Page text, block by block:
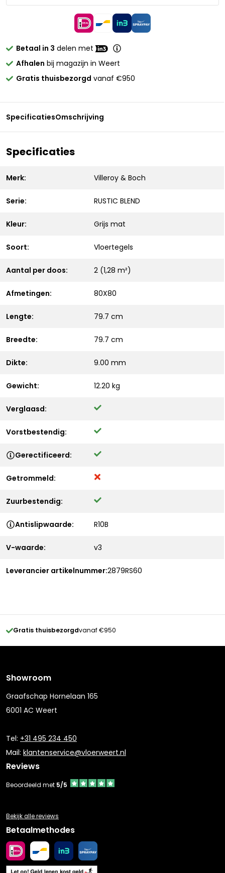
Betaal in 3 delen met
Afhalen bij magazijn in Weert
Gratis thuisbezorgd vanaf €950
SpecificatiesOmschrijving
Specificaties
Merk: Villeroy & Boch
Serie: RUSTIC BLEND
Kleur: Grijs mat
Soort: Vloertegels
Aantal per doos: 2 (1,28 m²)
Afmetingen: 80X80
Lengte: 79.7 cm
Breedte: 79.7 cm
Dikte: 9.00 mm
Gewicht: 12.20 kg
Verglaasd:
Vorstbestendig:
Gerectificeerd:
Getrommeld:
Zuurbestendig:
Antislipwaarde: R10B
V-waarde: v3
Leverancier artikelnummer:2879RS60
Gratis thuisbezorgdvanaf €950
Showroom
Graafschap Hornelaan 165
6001 AC Weert
Tel: +31 495 234 450
Mail: klantenservice@vloerweert.nl
Reviews
Beoordeeld met 5/5
Bekijk alle reviews
Betaalmethodes